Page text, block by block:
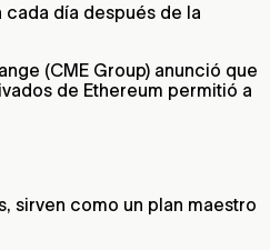
cada día después de la
(CME Group) anunció que
de Ethereum permitió a
sirven como un plan maestro